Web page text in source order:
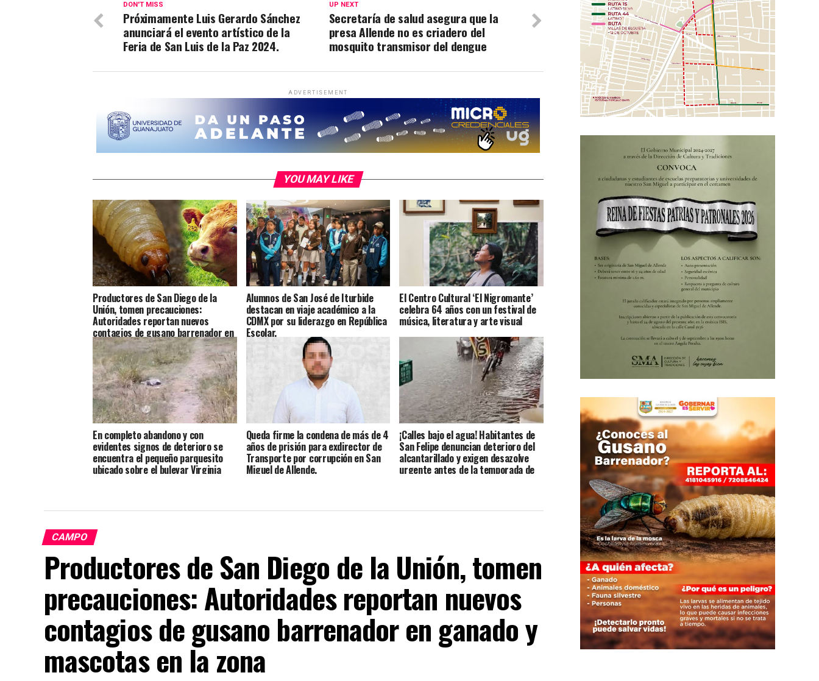
UP NEXT
Secretaría de salud asegura que la
presa Allende no es criadero del
mosquito transmisor del dengue
DON'T MISS
Próximamente Luis Gerardo Sánchez
anunciará el evento artístico de la
Feria de San Luis de la Paz 2024.
ADVERTISEMENT
YOU MAY LIKE
Productores de San Diego de la
Unión, tomen precauciones:
Autoridades reportan nuevos
contagios de gusano barrenador en
ganado y mascotas en la zona
Alumnos de San José de Iturbide
destacan en viaje académico a la
CDMX por su liderazgo en República
Escolar.
El Centro Cultural ‘El Nigromante’
celebra 64 años con un festival de
música, literatura y arte visual
En completo abandono y con
evidentes signos de deterioro se
encuentra el pequeño parquesito
ubicado sobre el bulevar Virginia
Queda firme la condena de más de 4
años de prisión para exdirector de
Transporte por corrupción en San
Miguel de Allende.
¡Calles bajo el agua! Habitantes de
San Felipe denuncian deterioro del
alcantarillado y exigen desazolve
urgente antes de la temporada de
CAMPO
Productores de San Diego de la Unión, tomen
precauciones: Autoridades reportan nuevos
contagios de gusano barrenador en ganado y
mascotas en la zona